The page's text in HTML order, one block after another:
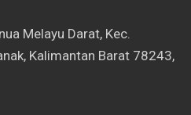
Melayu Darat, Kec.
Kalimantan Barat 78243,